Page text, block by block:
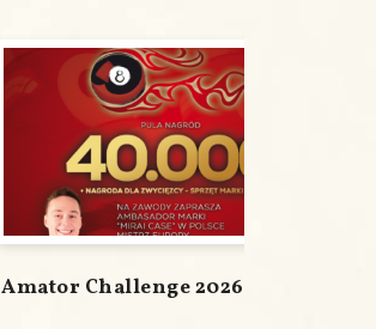
Amator Challenge 2026